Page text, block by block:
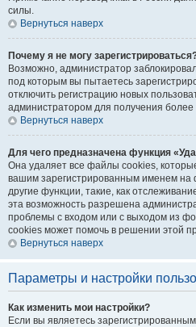
силы.
Вернуться наверх
Почему я не могу
Возможно, администратор
под которым вы пытаетесь
отключить регистрацию новых
администратором для получения
Вернуться наверх
Для чего предназначена функция
Она удаляет все файлы cookies,
вашим зарегистрированным именем на
другие функции, такие, как
эта возможность разрешена
проблемы с входом или с выходом из
cookies может помочь в решении этой
Вернуться наверх
Параметры и настройки
Как изменить мои настройки?
Если вы являетесь